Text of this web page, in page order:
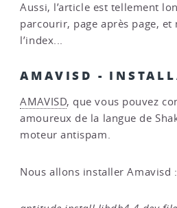
Aussi, l’article est tellement
parcourir, page après page, et
l’index...
AMAVISD -
AMAVISD, que vous pouvez
amoureux de la langue de
moteur antispam.
Nous allons installer Amavisd :